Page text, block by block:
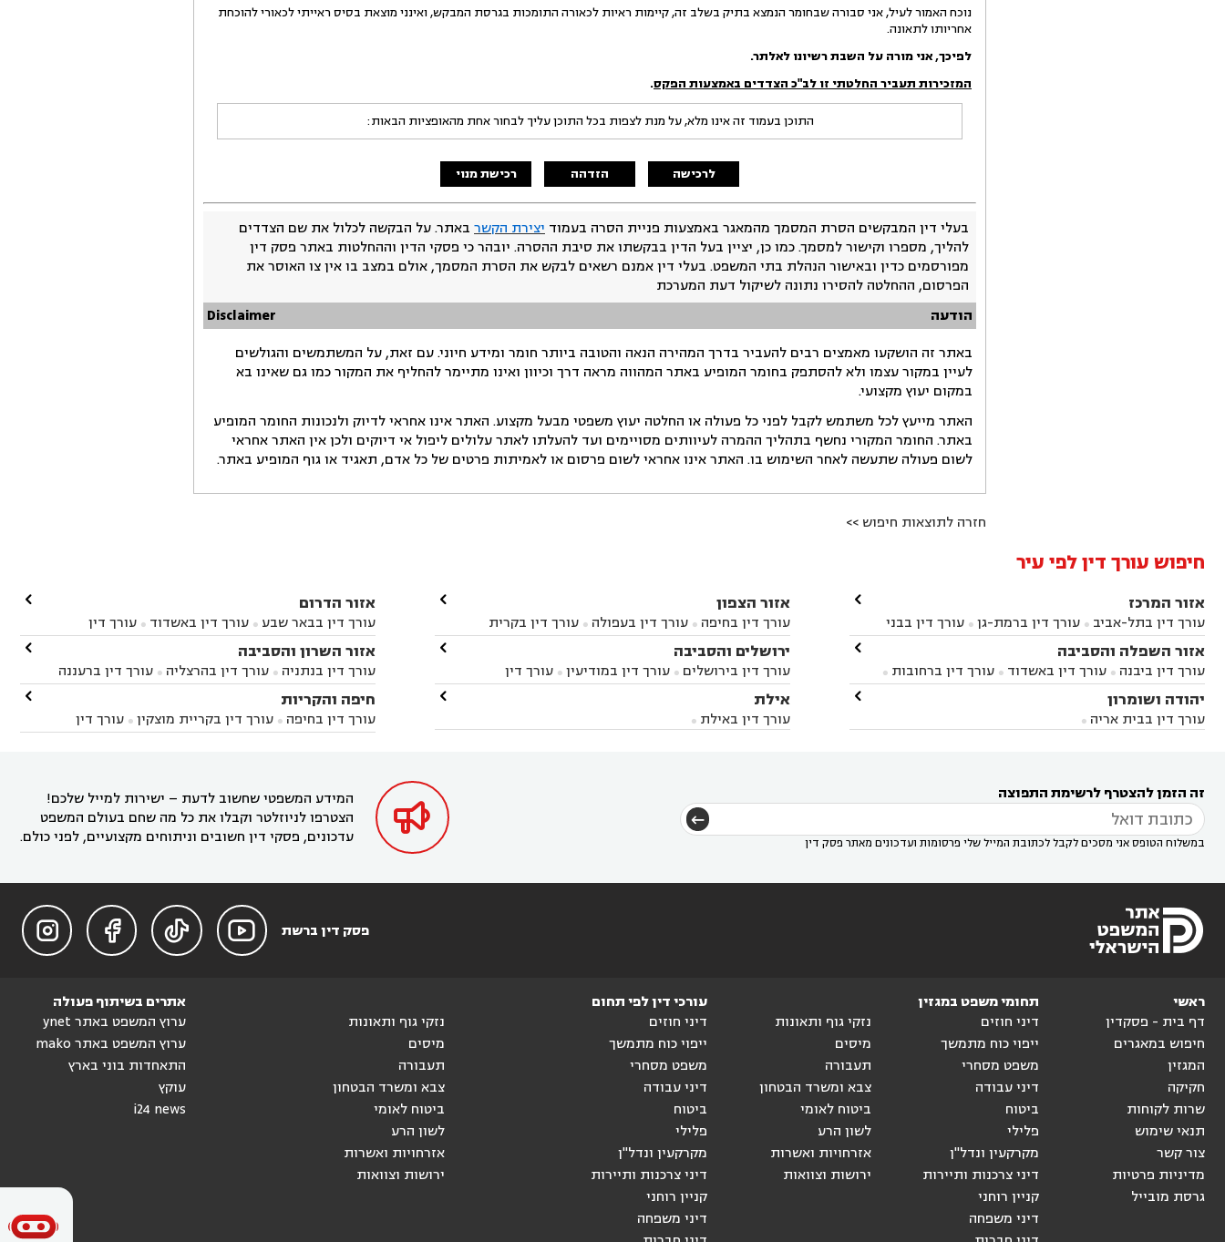
נוכח האמור לעיל, אני סבורה שבחומר הנמצא בתיק בשלב זה, קיימות ראיות לכאורה התומכות בגרסת המבקש, ואינני מוצאת בסיס ראייתי לכאורי להוכחת
אחריותו לתאונה.
לפיכך, אני מורה על השבת רשיונו לאלתר.
המזכירות תעביר החלטתי זו לב"כ הצדדים באמצעות הפקס.
התוכן בעמוד זה אינו מלא, על מנת לצפות בכל התוכן עליך לבחור אחת מהאופציות הבאות:
לרכישה הזדהה רכישת מנוי
בעלי דין המבקשים הסרת המסמך מהמאגר באמצעות פניית הסרה בעמוד יצירת הקשר באתר. על הבקשה לכלול את שם הצדדים
להליך, מספרו וקישור למסמך. כמו כן, יציין בעל הדין בבקשתו את סיבת ההסרה. יובהר כי פסקי הדין וההחלטות באתר פסק דין
מפורסמים כדין ובאישור הנהלת בתי המשפט. בעלי דין אמנם רשאים לבקש את הסרת המסמך, אולם במצב בו אין צו האוסר את
הפרסום, ההחלטה להסירו נתונה לשיקול דעת המערכת
הודעה
Disclaimer
באתר זה הושקעו מאמצים רבים להעביר בדרך המהירה הנאה והטובה ביותר חומר ומידע חיוני. עם זאת, על המשתמשים והגולשים
לעיין במקור עצמו ולא להסתפק בחומר המופיע באתר המהווה מראה דרך וכיוון ואינו מתיימר להחליף את המקור כמו גם שאינו בא
במקום יעוץ מקצועי.
האתר מייעץ לכל משתמש לקבל לפני כל פעולה או החלטה יעוץ משפטי מבעל מקצוע. האתר אינו אחראי לדיוק ולנכונות החומר המופיע
באתר. החומר המקורי נחשף בתהליך ההמרה לעיוותים מסויימים ועד להעלתו לאתר עלולים ליפול אי דיוקים ולכן אין האתר אחראי
לשום פעולה שתעשה לאחר השימוש בו. האתר אינו אחראי לשום פרסום או לאמיתות פרטים של כל אדם, תאגיד או גוף המופיע באתר.
חזרה לתוצאות חיפוש >>
חיפוש עורך דין לפי עיר
אזור המרכז
עורך דין בתל-אביב  עורך דין ברמת-גן 
עורך דין בבני
ברק עורך דין בפתח תקווה עורך דין בראשון לציון
עורך דין ברחובות עורך דין בנס ציונה
במודיעין
עורך דין בהרצליה עורך דין בחולון
עורך
דין בקרית אונו
אונו
עורך דין בבת ים
דין בשוהם 

אזור השפלה והסביבה
עורך דין ביבנה  עורך דין באשדוד  עורך דין ברחובות 
עורך דין בראשון לציון עורך דין במודיעין
עורך דין
בבאר יעקב
עורך דין בגדרה

יהודה ושומרון
עורך דין בבית אריה 

אזור הצפון
עורך דין בחיפה  עורך דין בעפולה 
עורך דין בקרית
אתא
עורך דין בנהריה עורך דין בראש פינה
עורך דין
בקרית שמונה
עורך דין במושב מגדים
במושב ציפורי
עורך דין בסח'נין עורך דין בעכו
עורך
דין בעמק הירדן
ביאליק
עורך דין במגדל העמק

ירושלים והסביבה
עורך דין בירושלים  עורך דין במודיעין 
עורך דין
בבית-שמש
עורך דין במבשרת ציון עורך דין בגיזו
עורך דין בגבעת זאב
בקרני שומרון  עורך דין בשורש 

אילת
עורך דין באילת 

אזור הדרום
עורך דין בבאר שבע  עורך דין באשדוד 
עורך דין
באשקלון
עורך דין בבאר טוביה עורך דין בגן יבנה
עורך דין בניר הבנים עורך דין בערד
זיקים
עורך דין בנתיבות עורך דין בקרית מלאכי

אזור השרון והסביבה
עורך דין בנתניה  עורך דין בהרצליה  עורך דין ברעננה
עורך דין בחדרה עורך דין בכפר סבא
עורך דין בהוד
השרון
עורך דין באבן יהודה
עורך דין בחריש עורך דין בקיסריה עורך דין בקדימה

חיפה והקריות
עורך דין בחיפה  עורך דין בקריית מוצקין 
עורך דין
בקרית מוצקין
עורך דין בקריית אתא
עורך דין


המידע המשפטי שחשוב לדעת – ישירות למייל שלכם!
הצטרפו לניוזלטר וקבלו את כל מה שחם בעולם המשפט
עדכונים, פסקי דין חשובים וניתוחים מקצועיים, לפני כולם.
זה הזמן להצטרף לרשימת התפוצה
במשלוח הטופס אני מסכים לקבל לכתובת המייל שלי פרסומות ועדכונים מאתר פסק דין
פסק דין ברשת 



ראשי
דף בית - פסקדין
חיפוש במאגרים
המגזין
חקיקה
שרות לקוחות
תנאי שימוש
צור קשר
מדיניות פרטיות
גרסת מובייל
תחומי משפט במגזין
דיני חוזים
ייפוי כוח מתמשך
משפט מסחרי
דיני עבודה
ביטוח
פלילי
מקרקעין ונדל"ן
דיני צרכנות ותיירות
קניין רוחני
דיני משפחה
נזקי גוף ותאונות
מיסים
תעבורה
צבא ומשרד הבטחון
ביטוח לאומי
לשון הרע
אזרחויות ואשרות
ירושות וצוואות
עורכי דין לפי תחום
דיני חוזים
ייפוי כוח מתמשך
משפט מסחרי
דיני עבודה
ביטוח
פלילי
מקרקעין ונדל"ן
דיני צרכנות ותיירות
קניין רוחני
דיני משפחה
נזקי גוף ותאונות
מיסים
תעבורה
צבא ומשרד הבטחון
ביטוח לאומי
לשון הרע
אזרחויות ואשרות
ירושות וצוואות
אתרים בשיתוף פעולה
ערוץ המשפט באתר ynet
ערוץ המשפט באתר mako
התאחדות בוני בארץ
עוקץ
i24 news